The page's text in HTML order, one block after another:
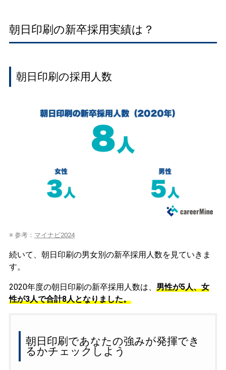
朝日印刷の新卒採用実績は？
朝日印刷の採用人数
※ 参考： マイナビ2024
続いて、朝日印刷の男女別の新卒採用人数を見ていきま
す。
2020年度の朝日印刷の新卒採用人数は、 男性が5人、女
性が3人で合計8人となりました。
朝日印刷であなたの強みが発揮でき
るかチェックしよう